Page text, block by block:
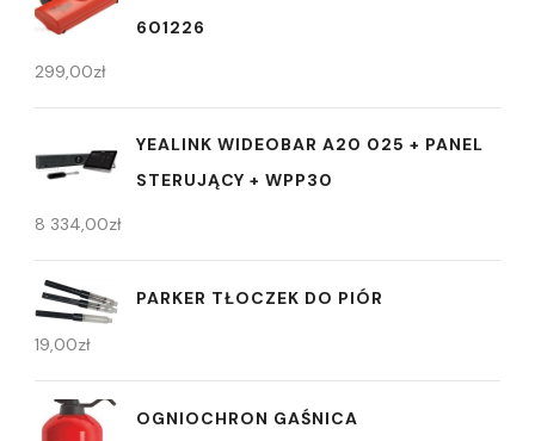
601226
299,00zł
YEALINK WIDEOBAR A20 025 + PANEL
STERUJĄCY + WPP30
8 334,00zł
PARKER TŁOCZEK DO PIÓR
19,00zł
OGNIOCHRON GAŚNICA